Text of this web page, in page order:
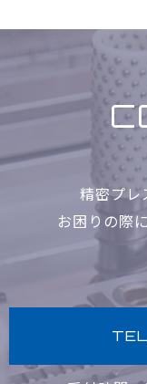
精密プレ
お困りの際